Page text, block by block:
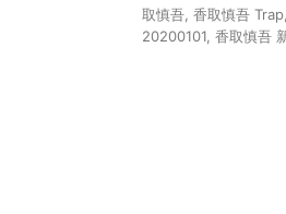
取慎吾 香取慎吾 Trap
20200101 香取慎吾